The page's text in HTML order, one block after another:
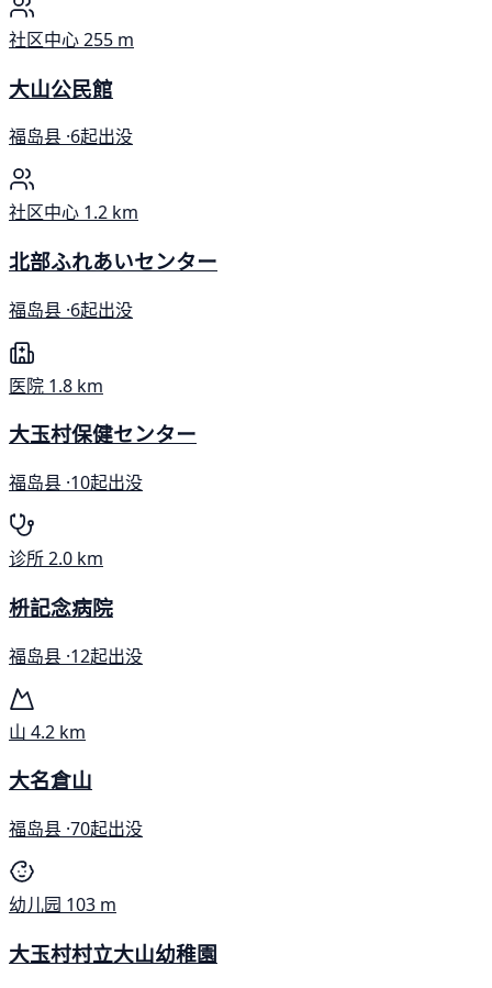
社区中心255 m
大山公民館
福岛县 ·6起出没
社区中心 1.2 km
北部ふれあいセンター
福岛县 ·6起出没
医院 1.8 km
大玉村保健センター
福岛县 ·10起出没
诊所2.0 km
枡記念病院
福岛县 ·12起出没
山 4.2 km
大名倉山
福岛县 ·70起出没
幼儿园 103 m
大玉村村立大山幼稚園